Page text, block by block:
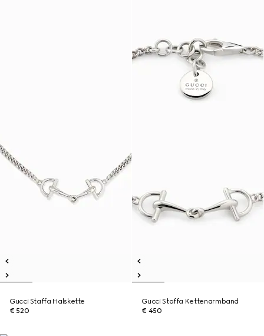
Gucci Staffa Halskette
€ 520
Gucci Staffa Kettenarmband
€ 450